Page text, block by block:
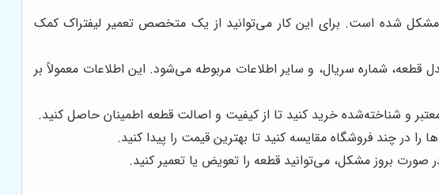
مشکل شده است. برای این کار می‌توانید از یک متخصص تعمیر لیفتراک کمک
شماره سریال، و سایر اطلاعات مربوطه می‌شود. این اطلاعات معمولاً بر
و شناخته‌شده خرید کنید تا از کیفیت و اصالت قطعه اطمینان حاصل کنید.
در چند فروشگاه مقایسه کنید تا بهترین قیمت را پیدا کنید.
صورت بروز مشکل، می‌توانید قطعه را تعویض یا تعمیر کنید.